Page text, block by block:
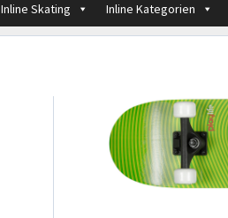
Inline Skating Inline Kategorien